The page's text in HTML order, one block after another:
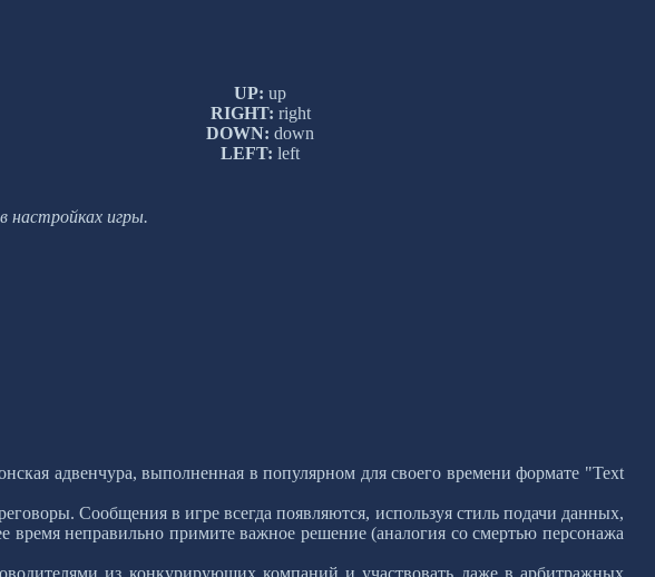
UP: up
RIGHT: right
DOWN: down
LEFT: left
игры.
адвенчура, выполненная в популярном для своего времени формате "Text
Сообщения в игре всегда появляются, используя стиль подачи данных,
время неправильно примите важное решение (аналогия со смертью персонажа